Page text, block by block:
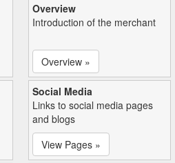
Overview
Introduction of the merchant
Overview »
Social Media
Links to social media pages
and blogs
View Pages »